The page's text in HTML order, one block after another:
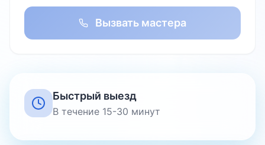
Вызвать мастера
Быстрый выезд
В течение 15-30 минут